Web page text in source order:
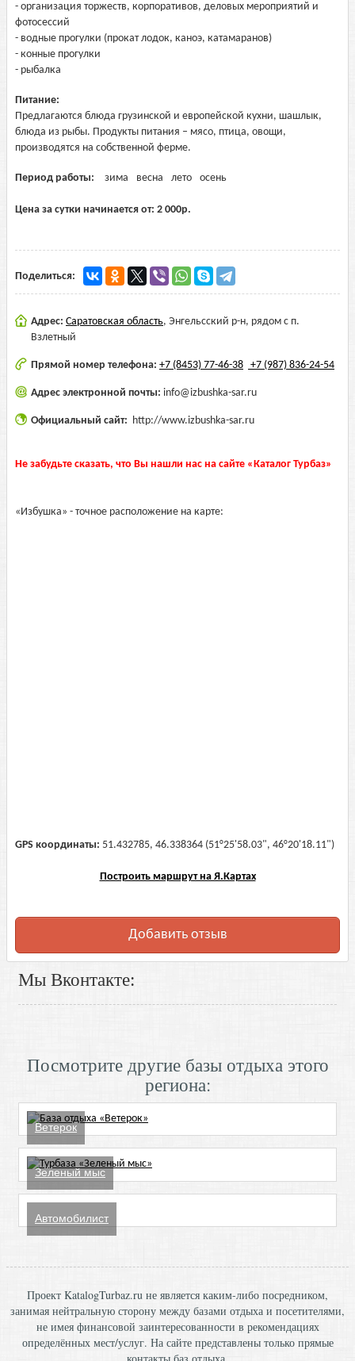
- организация торжеств, корпоративов, деловых мероприятий и
фотосессий
- водные прогулки (прокат лодок, каноэ, катамаранов)
- конные прогулки
- рыбалка
Питание:
Предлагаются блюда грузинской и европейской кухни, шашлык,
блюда из рыбы. Продукты питания – мясо, птица, овощи,
производятся на собственной ферме.
Период работы: зима весна лето осень
Цена за сутки начинается от: 2 000р.
Поделиться:
Адрес: Саратовская область, Энгельсский р-н, рядом с п.
Взлетный
Прямой номер телефона: +7 (8453) 77-46-38 +7 (987) 836-24-54
Адрес электронной почты: info@izbushka-sar.ru
Официальный сайт: http://www.izbushka-sar.ru
Не забудьте сказать, что Вы нашли нас на сайте «Каталог Турбаз»
«Избушка» - точное расположение на карте:
GPS координаты: 51.432785, 46.338364 (51°25'58.03", 46°20'18.11")
Построить маршрут на Я.Картах
Добавить отзыв
Мы Вконтакте:
Посмотрите другие базы отдыха этого
региона:
Ветерок
Зеленый мыс
Автомобилист
Проект KatalogTurbaz.ru не является каким-либо посредником,
занимая нейтральную сторону между базами отдыха и посетителями,
не имея финансовой заинтересованности в рекомендациях
определённых мест/услуг. На сайте представлены только прямые
контакты баз отдыха.